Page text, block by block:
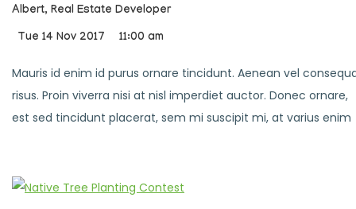
Albert, Real Estate Developer
Tue 14 Nov 2017 11:00 am
Mauris id enim id purus ornare tincidunt. Aenean vel
risus. Proin viverra nisi at nisl imperdiet auctor. Donec ornare,
est sed tincidunt placerat, sem mi suscipit mi, at varius enim